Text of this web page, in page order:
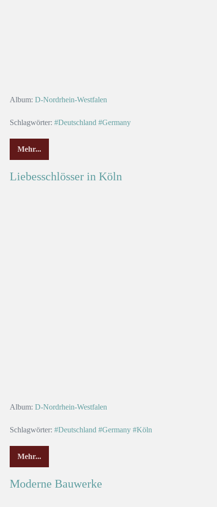
Album: D-Nordrhein-Westfalen
Schlagwörter: #Deutschland #Germany
Mehr...
Liebesschlösser in Köln
Album: D-Nordrhein-Westfalen
Schlagwörter: #Deutschland #Germany #Köln
Mehr...
Moderne Bauwerke